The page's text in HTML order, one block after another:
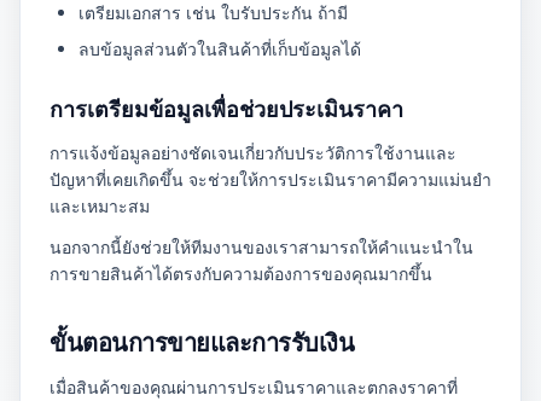
เตรียมเอกสาร เช่น ใบรับประกัน ถ้ามี
ลบข้อมูลส่วนตัวในสินค้าที่เก็บข้อมูลได้
การเตรียมข้อมูลเพื่อช่วยประเมินราคา
การแจ้งข้อมูลอย่างชัดเจนเกี่ยวกับประวัติการใช้งานและ
ปัญหาที่เคยเกิดขึ้น จะช่วยให้การประเมินราคามีความแม่นยำ
และเหมาะสม
นอกจากนี้ยังช่วยให้ทีมงานของเราสามารถให้คำแนะนำใน
การขายสินค้าได้ตรงกับความต้องการของคุณมากขึ้น
ขั้นตอนการขายและการรับเงิน
เมื่อสินค้าของคุณผ่านการประเมินราคาและตกลงราคาที่